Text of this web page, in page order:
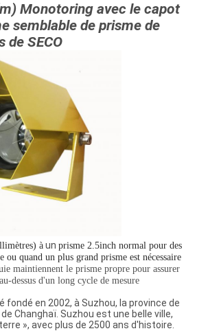
Monotoring avec le capot
semblable de prisme de
de SECO
àun prisme 2.5inch normal pour des
ou quand un plus grand prisme est nécessaire
maintiennent le prisme propre pour assurer
dessus d'un long cycle de mesure
fondé en 2002, à Suzhou, la province de
Changhaï. Suzhou est une belle ville,
», avec plus de 2500 ans d'histoire.